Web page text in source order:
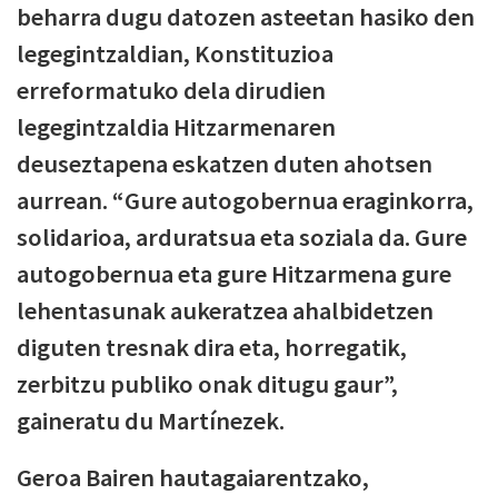
beharra dugu datozen asteetan hasiko den
legegintzaldian, Konstituzioa
erreformatuko dela dirudien
legegintzaldia Hitzarmenaren
deuseztapena eskatzen duten ahotsen
aurrean. “Gure autogobernua eraginkorra,
solidarioa, arduratsua eta soziala da. Gure
autogobernua eta gure Hitzarmena gure
lehentasunak aukeratzea ahalbidetzen
diguten tresnak dira eta, horregatik,
zerbitzu publiko onak ditugu gaur”,
gaineratu du Martínezek.
Geroa Bairen hautagaiarentzako,